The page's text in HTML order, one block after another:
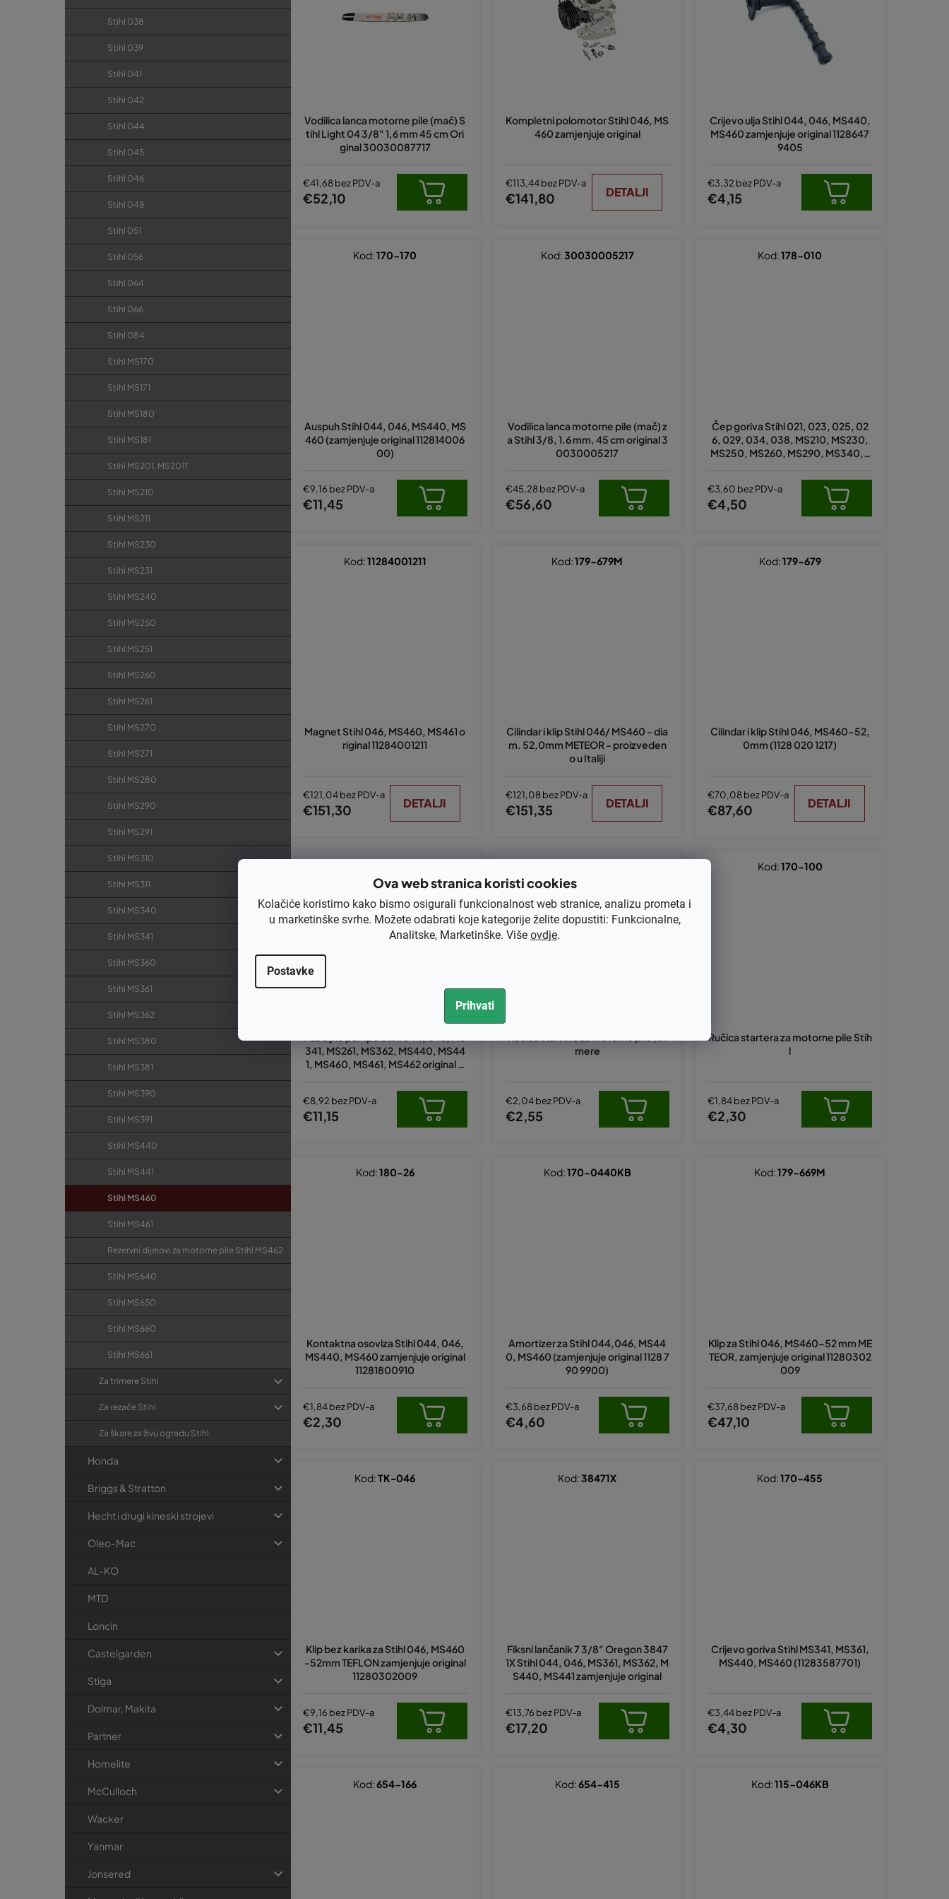
Ova web stranica koristi cookies
Kolačiće koristimo kako bismo osigurali funkcionalnost web stranice, analizu prometa i
u marketinške svrhe. Možete odabrati koje kategorije želite dopustiti: Funkcionalne,
Analitske, Marketinške. Više ovdje.
Postavke
Prihvati
Stihl 038
Stihl 039
Stihl 041
Stihl 042
Stihl 044
Stihl 045
Stihl 046
Stihl 048
Stihl 051
Stihl 056
Stihl 064
Stihl 066
Stihl 084
Stihl MS170
Stihl MS171
Stihl MS180
Stihl MS181
Stihl MS201, MS201T
Stihl MS210
Stihl MS211
Stihl MS230
Stihl MS231
Stihl MS240
Stihl MS250
Stihl MS251
Stihl MS260
Stihl MS261
Stihl MS270
Stihl MS271
Stihl MS280
Stihl MS290
Stihl MS291
Stihl MS310
Stihl MS311
Stihl MS340
Stihl MS341
Stihl MS360
Stihl MS361
Stihl MS362
Stihl MS380
Stihl MS381
Stihl MS390
Stihl MS391
Stihl MS440
Stihl MS441
Stihl MS460
Stihl MS461
Rezervni dijelovi za motorne pile Stihl MS462
Stihl MS640
Stihl MS650
Stihl MS660
Stihl MS661
Za trimere Stihl
Za rezače Stihl
Za škare za živu ogradu Stihl
Honda
Briggs & Stratton
Hecht i drugi kineski strojevi
Oleo-Mac
AL-KO
MTD
Loncin
Castelgarden
Stiga
Dolmar, Makita
Partner
Homelite
McCulloch
Wacker
Yanmar
Jonsered
o
i
v
o
Vodilica lanca motorne pile (mač) S
tihl Light 04 3/8" 1,6 mm 45 cm Ori
ginal 30030087717
€41,68 bez PDV-a
€52,10
Kompletni polomotor Stihl 046, MS
460 zamjenjuje original
€113,44 bez PDV-a
€141,80 DETALJI
Crijevo ulja Stihl 044, 046, MS440,
MS460 zamjenjuje original 1128647
9405
€3,32 bez PDV-a
€4,15
Auspuh Stihl 044, 046, MS440, MS
460 (zamjenjuje original 112814006
00)
€9,16 bez PDV-a
€11,45
Kod:170-170
Vodilica lanca motorne pile (mač) z
a Stihl 3/8, 1.6 mm, 45 cm original 3
0030005217
€45,28 bez PDV-a
€56,60
Kod:30030005217
Čep goriva Stihl 021, 023, 025, 02
6, 029, 034, 038, MS210, MS230,
MS250, MS260, MS290, MS340,F
€3,60 bez PDV-a
€4,50
Kod:178-010
Magnet Stihl 046, MS460, MS461 o
riginal 11284001211
€121,04 bez PDV-a
€151,30 DETALJI
Kod:11284001211
Cilindar i klip Stihl 046/ MS460 - dia
m. 52,0mm METEOR - proizveden
o u Italiji
€121,08 bez PDV-a
€151,35 DETALJI
Kod:179-679M
Cilindar i klip Stihl 046, MS460-52,
0mm (1128 020 1217)
€70,08 bez PDV-a
€87,60 DETALJI
Kod:179-679
341, MS261, MS362, MS440, MS44
1, MS460, MS461, MS462 original 11
€8,92 bez PDV-a
€11,15
mere
€2,04 bez PDV-a
€2,55
Ručica startera za motorne pile Stih
l
€1,84 bez PDV-a
€2,30
Kod:170-100
Kontaktna osoviza Stihl 044, 046,
MS440, MS460 zamjenjuje original
11281800910
€1,84 bez PDV-a
€2,30
Kod:180-26
Amortizer za Stihl 044,046, MS44
0, MS460 (zamjenjuje original 1128 7
90 9900)
€3,68 bez PDV-a
€4,60
Kod:170-0440KB
Klip za Stihl 046, MS460-52 mm ME
TEOR, zamjenjuje original 11280302
009
€37,68 bez PDV-a
€47,10
Kod:179-669M
Klip bez karika za Stihl 046, MS460
-52mm TEFLON zamjenjuje original
11280302009
€9,16 bez PDV-a
€11,45
Kod:TK-046
Fiksni lančanik 7 3/8" Oregon 3847
1X Stihl 044, 046, MS361, MS362, M
S440, MS441 zamjenjuje original
€13,76 bez PDV-a
€17,20
Kod:38471X
Crijevo goriva Stihl MS341, MS361,
MS440, MS460 (11283587701)
€3,44 bez PDV-a
€4,30
Kod:170-455
Kod:654-166 Kod:654-415 Kod:115-046KB